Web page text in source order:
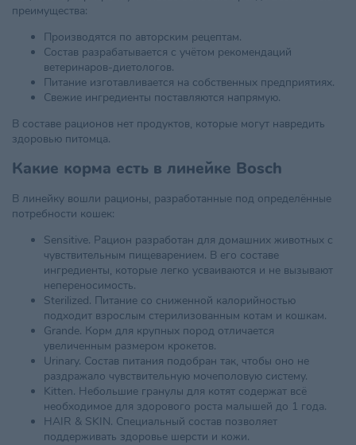
преимущества:
Производятся по авторским рецептам.
Состав разрабатывается с учётом рекомендаций
ветеринаров-диетологов.
Питание изготавливается на собственных предприятиях.
Свежие ингредиенты поставляются напрямую.
В составе рационов нет продуктов, которые могут навредить
здоровью питомца.
Какие корма есть в линейке Bosch
В линейку вошли рационы, разработанные под определённые
потребности кошек:
Sensitive. Рацион разработан для домашних животных с
чувствительным пищеварением. В его составе
ингредиенты, которые легко усваиваются и не вызывают
непереносимость.
Sterilized. Питание со сниженной калорийностью
подходит взрослым стерилизованным котам и кошкам.
Grande. Корм для крупных пород отличается
увеличенным размером крокетов.
Urinary. Состав питания подобран так, чтобы оно не
раздражало чувствительную мочеполовую систему.
Kitten. Небольшие гранулы для котят содержат всё
необходимое для здорового роста малышей до 1 года.
HAIR & SKIN. Специальный состав позволяет
поддерживать здоровье шерсти и кожи.